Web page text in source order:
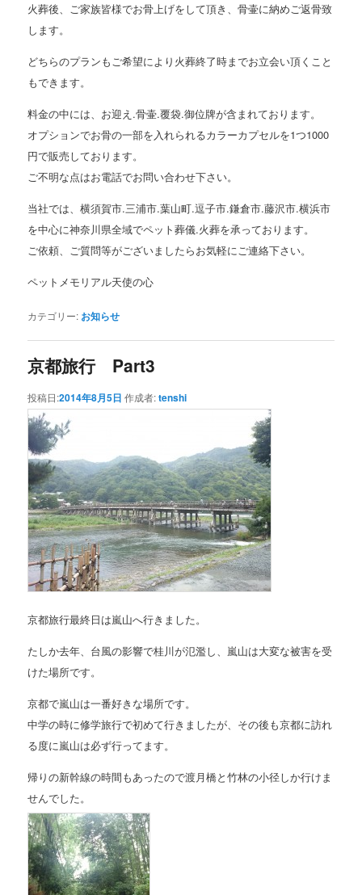
火葬後、ご家族皆様でお骨上げをして頂き、骨壷に納めご返骨致
します。
どちらのプランもご希望により火葬終了時までお立会い頂くこと
もできます。
料金の中には、お迎え.骨壷.覆袋.御位牌が含まれております。
オプションでお骨の一部を入れられるカラーカプセルを1つ1000
円で販売しております。
ご不明な点はお電話でお問い合わせ下さい。
当社では、横須賀市.三浦市.葉山町.逗子市.鎌倉市.藤沢市.横浜市
を中心に神奈川県全域でペット葬儀.火葬を承っております。
ご依頼、ご質問等がございましたらお気軽にご連絡下さい。
ペットメモリアル天使の心
カテゴリー: お知らせ
京都旅行 Part3
投稿日:2014年8月5日 作成者:tenshi
京都旅行最終日は嵐山へ行きました。
たしか去年、台風の影響で桂川が氾濫し、嵐山は大変な被害を受
けた場所です。
京都で嵐山は一番好きな場所です。
中学の時に修学旅行で初めて行きましたが、その後も京都に訪れ
る度に嵐山は必ず行ってます。
帰りの新幹線の時間もあったので渡月橋と竹林の小径しか行けま
せんでした。